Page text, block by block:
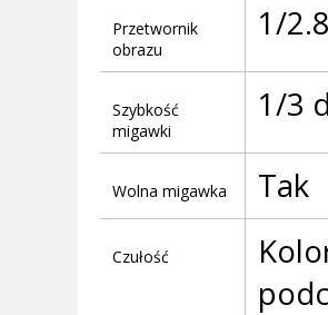
Przetwornik
obrazu
1/
Szybkość
migawki
1/3
Wolna migawka Tak
Czułość